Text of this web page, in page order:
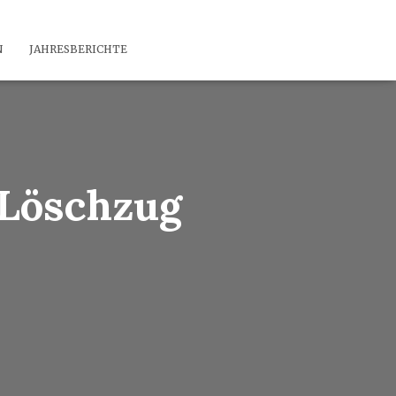
JAHRESBERICHTE